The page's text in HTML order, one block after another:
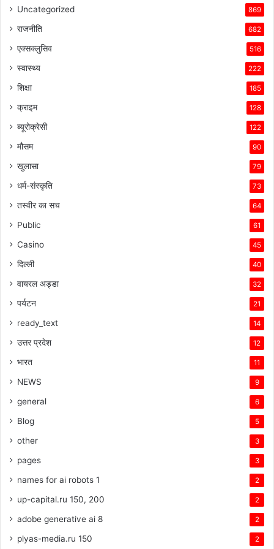
Uncategorized 869
राजनीति 682
एक्सक्लुसिव 516
स्वास्थ्य 222
शिक्षा 185
क्राइम 128
ब्यूरोक्रेसी 122
मौसम 90
खुलासा 79
धर्म-संस्कृति 73
तस्वीर का सच 64
Public 61
Casino 45
दिल्ली 40
वायरल अड्डा 32
पर्यटन 21
ready_text 14
उत्तर प्रदेश 12
भारत 11
NEWS 9
general 6
Blog 5
other 3
pages 3
names for ai robots 1 2
up-capital.ru 150, 200 2
adobe generative ai 8 2
plyas-media.ru 150 2